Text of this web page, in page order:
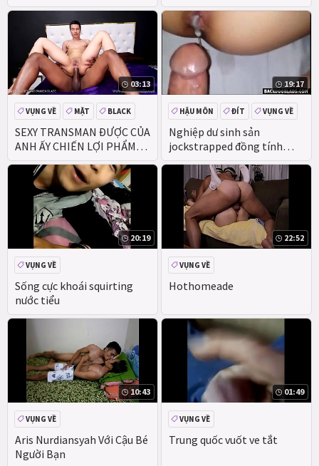
03:13
SEXY TRANSMAN ĐƯỢC CỦA
ANH ẤY CHIẾN LỢI PHẨM
DESTROYED QUA KHỔNG
LỒ DÀY TINH RANH
VỤNG VỀ MẶT
BLACK
DA NÂU
19:17
Nghiệp dư sinh sản
jockstrapped đồng tính
bootie
HẬU MÔN ĐÍT
VỤNG VỀ
Ở NHÀ
20:19
Sống cực khoái squirting
nước tiểu
VỤNG VỀ
22:52
Hothomeade
VỤNG VỀ
10:43
Aris Nurdiansyah Với Cậu Bé
Người Bạn
VỤNG VỀ
01:49
Trung quốc vuốt ve tắt
VỤNG VỀ